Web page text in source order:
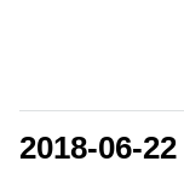
2018-06-22